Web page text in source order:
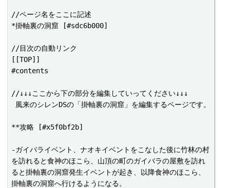
//ページ名をここに記述
*掛軸裏の洞窟 [#sdc6b000]
//目次の自動リンク
[[TOP]]
#contents
//↓↓↓ここから下の部分を編集していってください↓↓↓
**攻略 [#x5f0bf2b]
-ガイバライベント、ナオキイベントをこなした後に竹林の村
を訪れると食神のほこら、山頂の町のガイバラの屋敷を訪れ
ると掛軸裏の洞窟発生イベントが起き、以降食神のほこら、
掛軸裏の洞窟へ行けるようになる。